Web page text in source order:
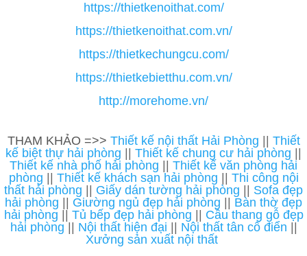
https://thietkenoithat.com/
https://thietkenoithat.com.vn/
https://thietkechungcu.com/
https://thietkebietthu.com.vn/
http://morehome.vn/
THAM KHẢO =>> Thiết kế nội thất Hải Phòng
Thiết
kế biệt thự hải phòng
Thiết kế chung cư hải phòng
Thiết kế nhà phố hải phòng
Thiết kế văn phòng hải
phòng
Thiết kế khách sạn hải phòng
Thi công nội
thất hải phòng
Giấy dán tường hải phòng
Sofa đẹp
hải phòng
Giường ngủ đẹp hải phòng
Bàn thờ đẹp
hải phòng
Tủ bếp đẹp hải phòng
Cầu thang gỗ đẹp
hải phòng
Nội thất hiện đại Nội thất tân cổ điển
Xưởng sản xuất nội thất